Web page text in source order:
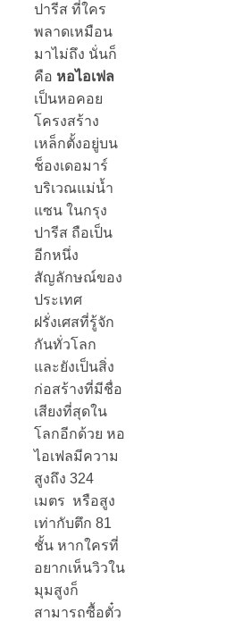
ปารีส ที่ใคร
พลาดเหมือน
มาไม่ถึง นั่นก็
คือ หอไอเฟล
เป็นหอคอย
โครงสร้าง
เหล็กตั้งอยู่บน
ช็องเดอมาร์
บริเวณแม่น้ำ
แซน ในกรุง
ปารีส ถือเป็น
อีกหนึ่ง
สัญลักษณ์ของ
ประเทศ
ฝรั่งเศสที่รู้จัก
กันทั่วโลก
และยังเป็นสิ่ง
ก่อสร้างที่มีชื่อ
เสียงที่สุดใน
โลกอีกด้วย หอ
ไอเฟลมีความ
สูงถึง 324
เมตร หรือสูง
เท่ากับตึก 81
ชั้น หากใครที่
อยากเห็นวิวใน
มุมสูงก็
สามารถซื้อตั๋ว